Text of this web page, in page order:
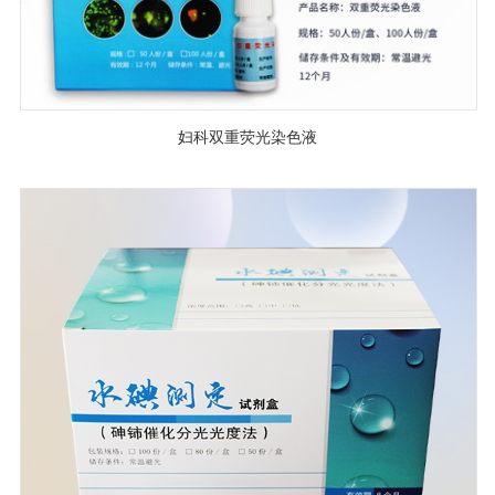
妇科双重荧光染色液